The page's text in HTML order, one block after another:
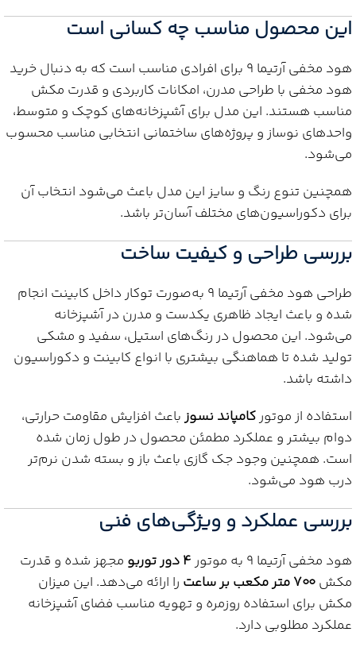
این محصول مناسب چه کسانی است
هود مخفی آرتیما 9 برای افرادی مناسب است که به دنبال خرید
هود مخفی با طراحی مدرن، امکانات کاربردی و قدرت مکش
مناسب هستند. این مدل برای آشپزخانه‌های کوچک و متوسط،
واحدهای نوساز و پروژه‌های ساختمانی انتخابی مناسب محسوب
می‌شود.
همچنین تنوع رنگ و سایز این مدل باعث می‌شود انتخاب آن
برای دکوراسیون‌های مختلف آسان‌تر باشد.
بررسی طراحی و کیفیت ساخت
طراحی هود مخفی آرتیما 9 به‌صورت توکار داخل کابینت انجام
شده و باعث ایجاد ظاهری یکدست و مدرن در آشپزخانه
می‌شود. این محصول در رنگ‌های استیل، سفید و مشکی
تولید شده تا هماهنگی بیشتری با انواع کابینت و دکوراسیون
داشته باشد.
استفاده از موتورکامپاند نسوزباعث افزایش مقاومت حرارتی،
دوام بیشتر و عملکرد مطمئن محصول در طول زمان شده
است. همچنین وجود جک گازی باعث باز و بسته شدن نرم‌تر
درب هود می‌شود.
بررسی عملکرد و ویژگی‌های فنی
هود مخفی آرتیما 9 به موتور 4 دور توربو
مجهز شده و قدرت
مکش700 متر مکعب بر ساعت
را ارائه می‌دهد. این میزان
مکش برای استفاده روزمره و تهویه مناسب فضای آشپزخانه
عملکرد مطلوبی دارد.